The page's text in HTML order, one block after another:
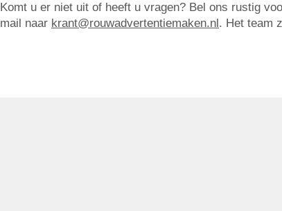
Komt u er niet uit of heeft u vragen? Bel ons rustig
mail naar krant@rouwadvertentiemaken.nl. Het team